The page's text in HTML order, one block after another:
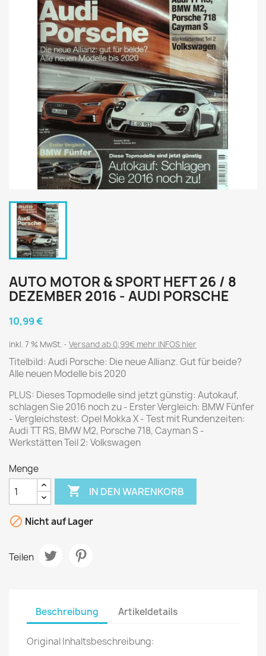
AUTO MOTOR & SPORT HEFT 26 / 8
DEZEMBER 2016 - AUDI PORSCHE
10,99 €
inkl. 7 % MwSt. Versand ab 0,99€ mehr INFOS hier
Titelbild: Audi Porsche: Die neue Allianz. Gut für beide?
Alle neuen Modelle bis 2020
PLUS: Dieses Topmodelle sind jetzt günstig: Autokauf,
schlagen Sie 2016 noch zu - Erster Vergleich: BMW Fünfer
- Vergleichstest: Opel Mokka X - Test mit Rundenzeiten:
Audi TT RS, BMW M2, Porsche 718, Cayman S -
Werkstätten Teil 2: Volkswagen
Menge
 IN DEN WARENKORB
 Nicht auf Lager
Teilen
Beschreibung Artikeldetails
Original Inhaltsbeschreibung: